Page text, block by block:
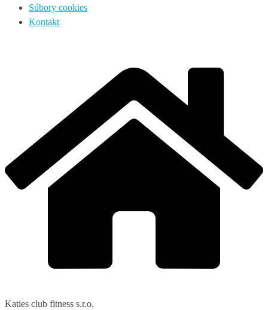
Súbory cookies
Kontakt
Katies club fitness s.r.o.